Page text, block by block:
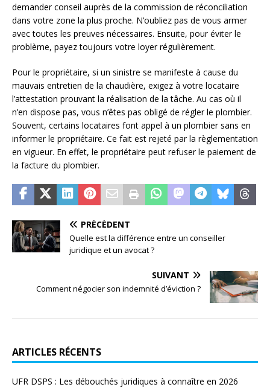
demander conseil auprès de la commission de réconciliation
dans votre zone la plus proche. N’oubliez pas de vous armer
avec toutes les preuves nécessaires. Ensuite, pour éviter le
problème, payez toujours votre loyer régulièrement.
Pour le propriétaire, si un sinistre se manifeste à cause du
mauvais entretien de la chaudière, exigez à votre locataire
l’attestation prouvant la réalisation de la tâche. Au cas où il
n’en dispose pas, vous n’êtes pas obligé de régler le plombier.
Souvent, certains locataires font appel à un plombier sans en
informer le propriétaire. Ce fait est rejeté par la règlementation
en vigueur. En effet, le propriétaire peut refuser le paiement de
la facture du plombier.
PRÉCÉDENT
Quelle est la différence entre un conseiller
juridique et un avocat ?
SUIVANT
Comment négocier son indemnité d’éviction ?
ARTICLES RÉCENTS
UFR DSPS : Les débouchés juridiques à connaître en 2026